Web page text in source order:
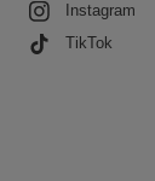
Instagram
TikTok